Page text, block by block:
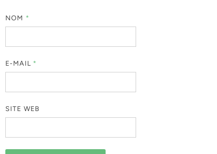
NOM *
E-MAIL *
SITE WEB